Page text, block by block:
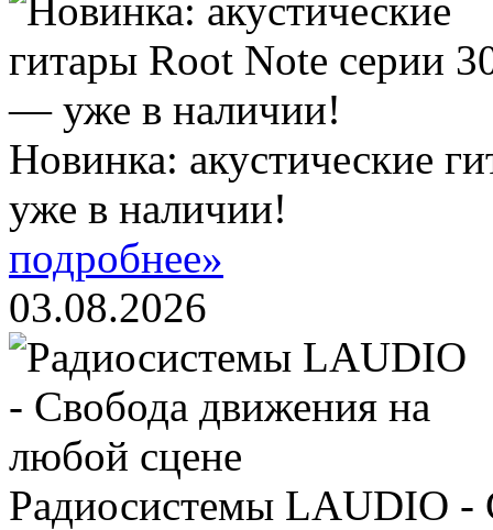
Новинка: акустические
уже в наличии!
подробнее»
03.08.2026
Радиосистемы LAUDIO -